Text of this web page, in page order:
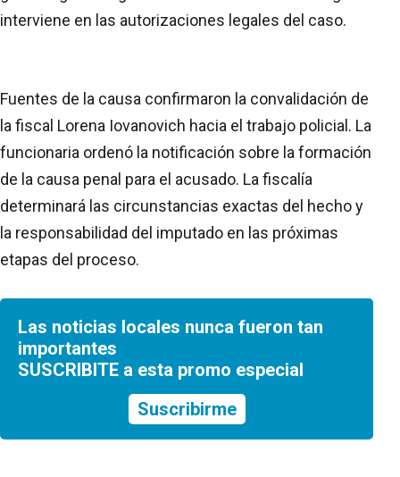
interviene en las autorizaciones legales del caso.
Fuentes de la causa confirmaron la convalidación de
la fiscal Lorena Iovanovich hacia el trabajo policial. La
funcionaria ordenó la notificación sobre la formación
de la causa penal para el acusado. La fiscalía
determinará las circunstancias exactas del hecho y
la responsabilidad del imputado en las próximas
etapas del proceso.
Las noticias locales nunca fueron tan
importantes
SUSCRIBITE a esta promo especial
Suscribirme